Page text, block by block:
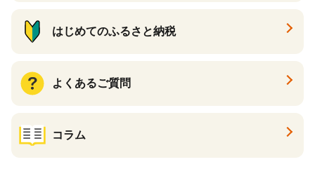
はじめてのふるさと納税
よくあるご質問
コラム